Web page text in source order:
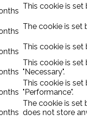
This cookie is set
The cookie is set
This cookie is set
This cookie is
"Necessary".
This cookie is
"Performance".
The cookie is set
does not store